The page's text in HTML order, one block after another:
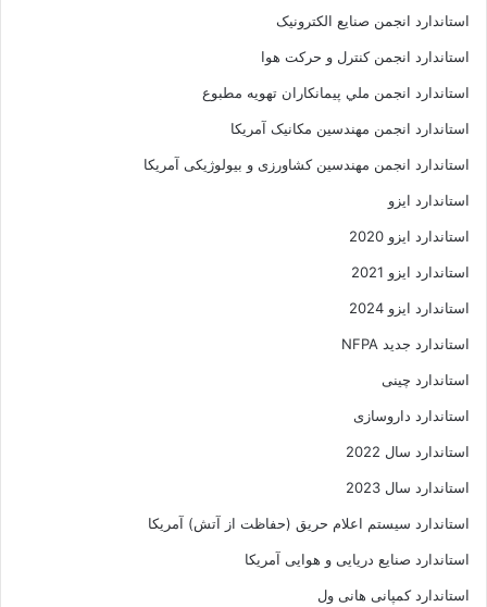
استاندارد انجمن صنايع الکترونيک
استاندارد انجمن کنترل و حرکت هوا
استاندارد انجمن ملي پيمانکاران تهويه مطبوع
استاندارد انجمن مهندسين مکانيک آمريکا
استاندارد انجمن مهندسین کشاورزی و بیولوژیکی آمریکا
استاندارد ایزو
استاندارد ایزو 2020
استاندارد ایزو 2021
استاندارد ایزو 2024
استاندارد جدید NFPA
استاندارد چینی
استاندارد داروسازی
استاندارد سال 2022
استاندارد سال 2023
استاندارد سیستم اعلام حریق (حفاظت از آتش) آمریکا
استاندارد صنایع دریایی و هوایی آمریکا
استاندارد کمپانی هانی ول